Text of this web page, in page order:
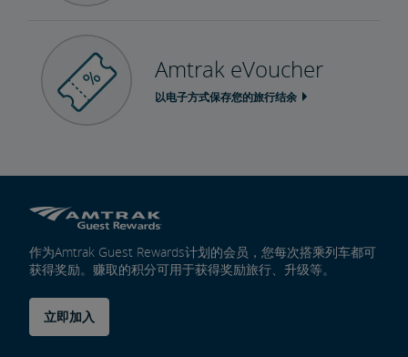
Amtrak eVoucher
以电子方式保存您的旅行结余
作为Amtrak Guest Rewards计划的会员，您每次搭乘列车都可
获得奖励。赚取的积分可用于获得奖励旅行、升级等。
立即加入